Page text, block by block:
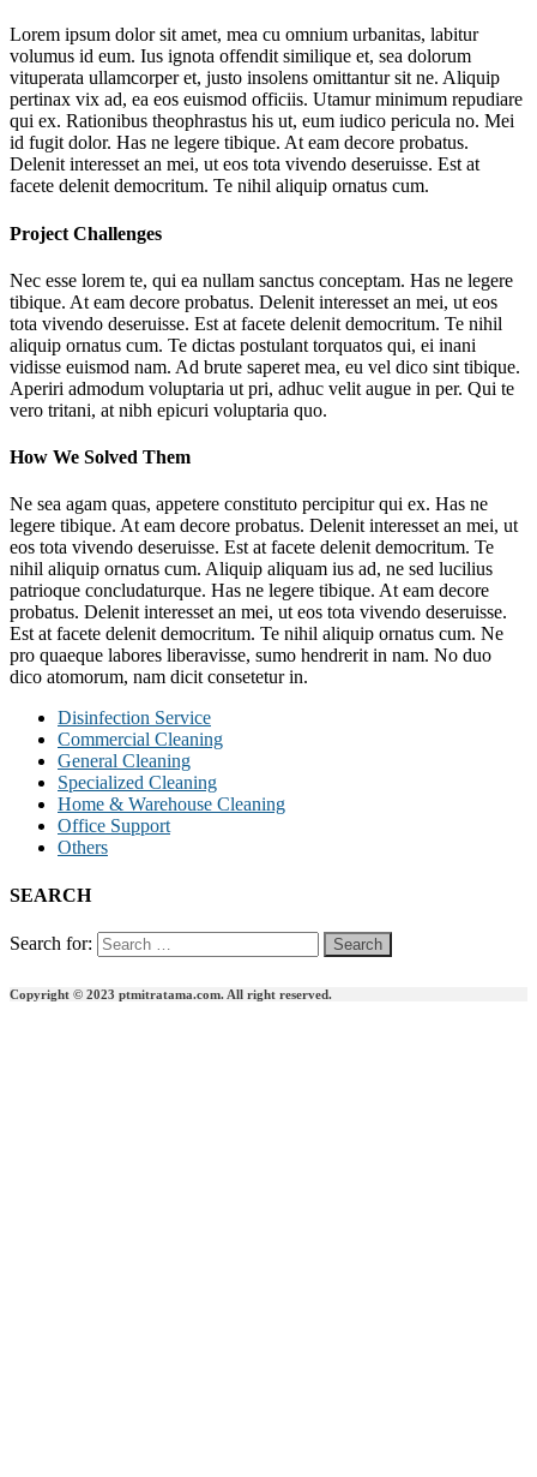
Lorem ipsum dolor sit amet, mea cu omnium urbanitas, labitur
volumus id eum. Ius ignota offendit similique et, sea dolorum
vituperata ullamcorper et, justo insolens omittantur sit ne. Aliquip
pertinax vix ad, ea eos euismod officiis. Utamur minimum repudiare
qui ex. Rationibus theophrastus his ut, eum iudico pericula no. Mei
id fugit dolor. Has ne legere tibique. At eam decore probatus.
Delenit interesset an mei, ut eos tota vivendo deseruisse. Est at
facete delenit democritum. Te nihil aliquip ornatus cum.
Project Challenges
Nec esse lorem te, qui ea nullam sanctus conceptam. Has ne legere
tibique. At eam decore probatus. Delenit interesset an mei, ut eos
tota vivendo deseruisse. Est at facete delenit democritum. Te nihil
aliquip ornatus cum. Te dictas postulant torquatos qui, ei inani
vidisse euismod nam. Ad brute saperet mea, eu vel dico sint tibique.
Aperiri admodum voluptaria ut pri, adhuc velit augue in per. Qui te
vero tritani, at nibh epicuri voluptaria quo.
How We Solved Them
Ne sea agam quas, appetere constituto percipitur qui ex. Has ne
legere tibique. At eam decore probatus. Delenit interesset an mei, ut
eos tota vivendo deseruisse. Est at facete delenit democritum. Te
nihil aliquip ornatus cum. Aliquip aliquam ius ad, ne sed lucilius
patrioque concludaturque. Has ne legere tibique. At eam decore
probatus. Delenit interesset an mei, ut eos tota vivendo deseruisse.
Est at facete delenit democritum. Te nihil aliquip ornatus cum. Ne
pro quaeque labores liberavisse, sumo hendrerit in nam. No duo
dico atomorum, nam dicit consetetur in.
Disinfection Service
Commercial Cleaning
General Cleaning
Specialized Cleaning
Home & Warehouse Cleaning
Office Support
Others
SEARCH
Search for:
Copyright © 2023 ptmitratama.com. All right reserved.